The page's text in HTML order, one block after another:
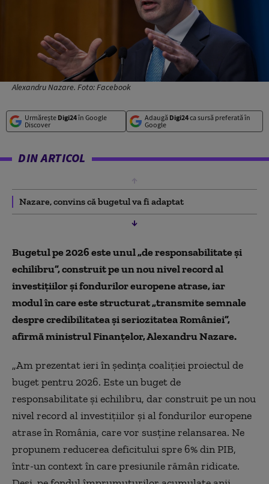
Alexandru Nazare. Foto: Facebook
Urmărește Digi24în Google
Discover
Adaugă Digi24ca sursă preferată în
Google
DIN ARTICOL
Nazare, convins că bugetul va fi adaptat
Bugetul pe 2026 este unul „de responsabilitate şi
echilibru”, construit pe un nou nivel record al
investiţiilor şi fondurilor europene atrase, iar
modul în care este structurat „transmite semnale
despre credibilitatea şi seriozitatea României”,
afirmă ministrul Finanţelor, Alexandru Nazare.
„Am prezentat ieri în şedinţa coaliţiei proiectul de
buget pentru 2026. Este un buget de
responsabilitate şi echilibru, dar construit pe un nou
nivel record al investiţiilor şi al fondurilor europene
atrase în România, care vor susţine relansarea. Ne
propunem reducerea deficitului spre 6% din PIB,
într-un context în care presiunile rămân ridicate.